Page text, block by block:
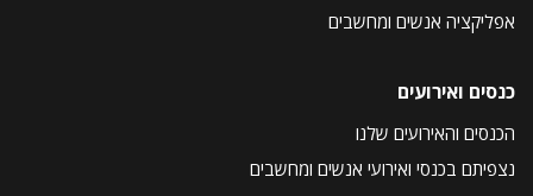
אפליקציה אנשים ומחשבים
כנסים ואירועים
הכנסים והאירועים שלנו
נצפיתם בכנסי ואירועי אנשים ומחשבים